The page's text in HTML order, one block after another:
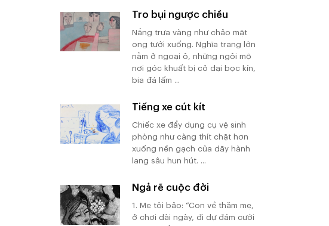
Tro bụi ngược chiều
Nắng trưa vàng như chảo mật
ong tưới xuống. Nghĩa trang lớn
nằm ở ngoại ô, những ngôi mộ
nơi góc khuất bị cỏ dại bọc kín,
bia đá lấm ...
Tiếng xe cút kít
Chiếc xe đẩy dụng cụ vệ sinh
phòng như càng thít chặt hơn
xuống nền gạch của dãy hành
lang sâu hun hút. ...
Ngả rẽ cuộc đời
1. Mẹ tôi bảo: “Con về thăm mẹ,
ở chơi dài ngày, đi dự đám cưới